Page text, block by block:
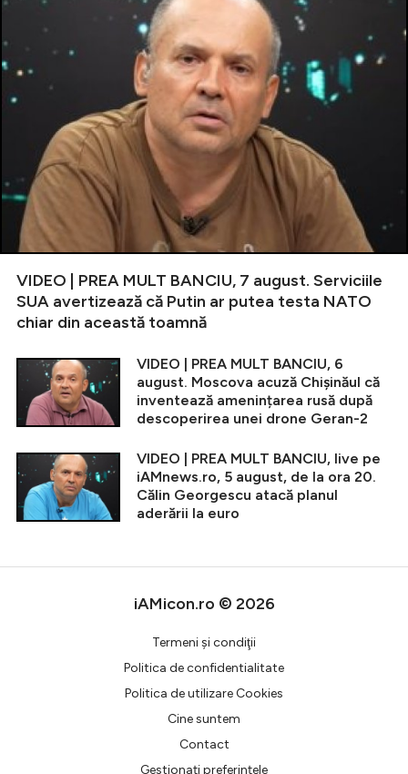
VIDEO | PREA MULT BANCIU, 7 august. Serviciile
SUA avertizează că Putin ar putea testa NATO
chiar din această toamnă
VIDEO | PREA MULT BANCIU, 6
august. Moscova acuză Chișinăul că
inventează amenințarea rusă după
descoperirea unei drone Geran-2
VIDEO | PREA MULT BANCIU, live pe
iAMnews.ro, 5 august, de la ora 20.
Călin Georgescu atacă planul
aderării la euro
iAMicon.ro © 2026
Termeni şi condiţii
Politica de confidentialitate
Politica de utilizare Cookies
Cine suntem
Contact
Gestionați preferințele